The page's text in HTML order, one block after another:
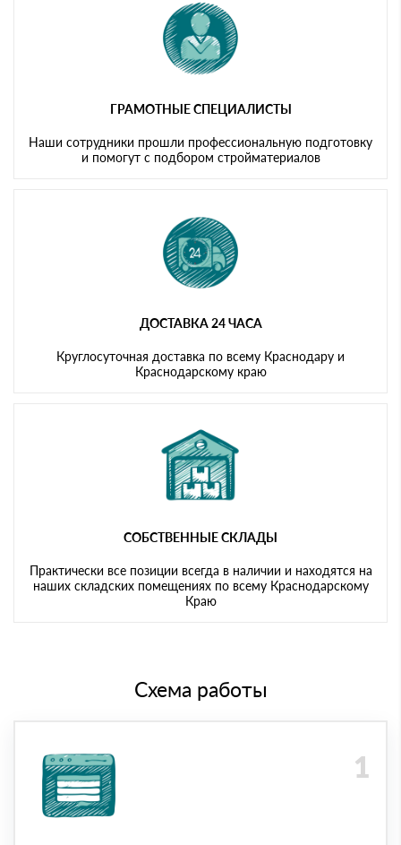
ГРАМОТНЫЕ СПЕЦИАЛИСТЫ
Наши сотрудники прошли профессиональную подготовку
и помогут с подбором стройматериалов
ДОСТАВКА 24 ЧАСА
Круглосуточная доставка по всему Краснодару и
Краснодарскому краю
СОБСТВЕННЫЕ СКЛАДЫ
Практически все позиции всегда в наличии и находятся на
наших складских помещениях по всему Краснодарскому
Краю
Схема работы